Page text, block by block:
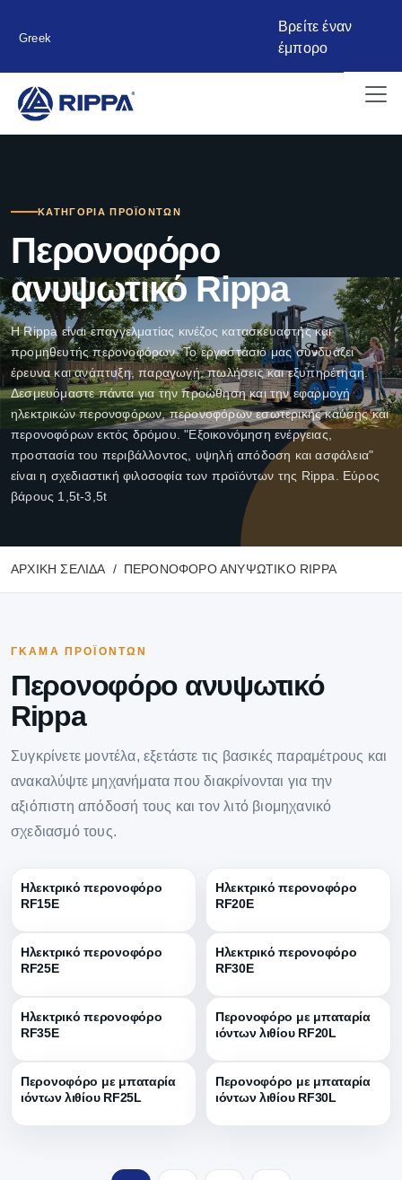
Greek
Βρείτε έναν
έμπορο
ΚΑΤΗΓΟΡΊΑ ΠΡΟΪΌΝΤΩΝ
Περονοφόρο
ανυψωτικό Rippa
Η Rippa είναι επαγγελματίας κινέζος κατασκευαστής και
προμηθευτής περονοφόρων. Το εργοστάσιό μας συνδυάζει
έρευνα και ανάπτυξη, παραγωγή, πωλήσεις και εξυπηρέτηση.
Δεσμευόμαστε πάντα για την προώθηση και την εφαρμογή
ηλεκτρικών περονοφόρων, περονοφόρων εσωτερικής καύσης και
περονοφόρων εκτός δρόμου. "Εξοικονόμηση ενέργειας,
προστασία του περιβάλλοντος, υψηλή απόδοση και ασφάλεια"
είναι η σχεδιαστική φιλοσοφία των προϊόντων της Rippa. Εύρος
βάρους 1,5t-3,5t
ΑΡΧΙΚΉ ΣΕΛΊΔΑ ΠΕΡΟΝΟΦΌΡΟ ΑΝΥΨΩΤΙΚΌ RIPPA
ΓΚΆΜΑ ΠΡΟΪΌΝΤΩΝ
Περονοφόρο ανυψωτικό
Rippa
Συγκρίνετε μοντέλα, εξετάστε τις βασικές παραμέτρους και
ανακαλύψτε μηχανήματα που διακρίνονται για την
αξιόπιστη απόδοσή τους και τον λιτό βιομηχανικό
σχεδιασμό τους.
Ηλεκτρικό περονοφόρο
RF15E
Ηλεκτρικό περονοφόρο
RF20E
Ηλεκτρικό περονοφόρο
RF25E
Ηλεκτρικό περονοφόρο
RF30E
Ηλεκτρικό περονοφόρο
RF35E
Περονοφόρο με μπαταρία
ιόντων λιθίου RF20L
Περονοφόρο με μπαταρία
ιόντων λιθίου RF25L
Περονοφόρο με μπαταρία
ιόντων λιθίου RF30L